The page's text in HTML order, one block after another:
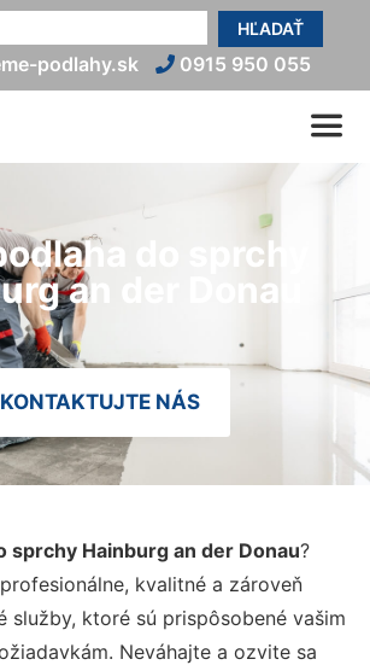
HĽADAŤ
podlahy.sk 0915 950 055
do sprchy
an der Donau
KONTAKTUJTE NÁS
sprchy Hainburg an der Donau?
kvalitné a zároveň
služby, ktoré sú prispôsobené vašim
Neváhajte a ozvite sa